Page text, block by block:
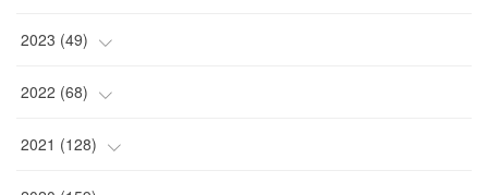
(1)
(2)
(2)
(2)
(3)
( 1)
(2)
(2)
(1)
( 4)
2023 (49)
(1)
(2)
2022 (68)
(6)
2021 (128)